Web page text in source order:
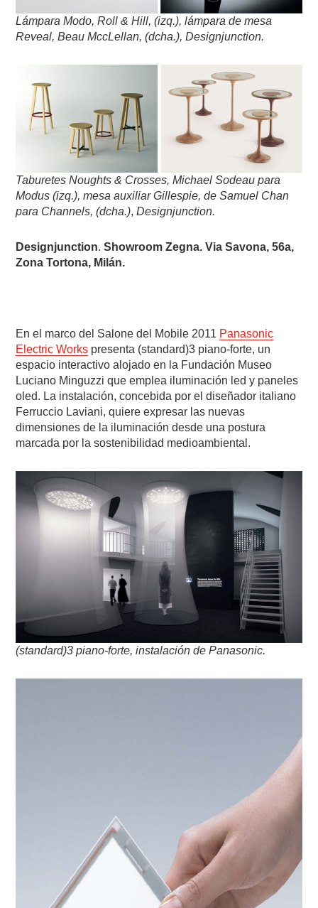
Lámpara Modo, Roll & Hill, (izq.), lámpara de mesa
Reveal, Beau MccLellan, (dcha.), Designjunction.
Taburetes Noughts & Crosses, Michael Sodeau para
Modus (izq.), mesa auxiliar Gillespie, de Samuel Chan
para Channels, (dcha.),Designjunction.
Designjunction.Showroom Zegna. Via Savona, 56a,
Zona Tortona, Milán.
En el marco del Salone del Mobile 2011 Panasonic
Electric Works presenta (standard)3 piano-forte, un
espacio interactivo alojado en la Fundación Museo
Luciano Minguzzi que emplea iluminación led y paneles
oled. La instalación, concebida por el diseñador italiano
Ferruccio Laviani, quiere expresar las nuevas
dimensiones de la iluminación desde una postura
marcada por la sostenibilidad medioambiental.
(standard)3 piano-forte, instalación de Panasonic.